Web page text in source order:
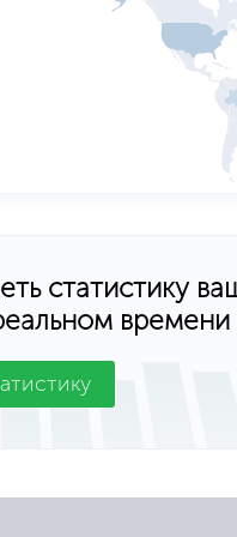
статистику
времени